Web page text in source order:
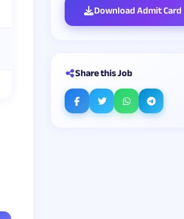
Download Admit Card
Share this Job